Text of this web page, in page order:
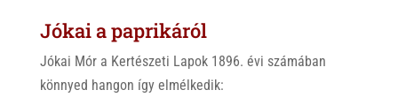
Jókai a paprikáról
Jókai Mór a Kertészeti Lapok 1896. évi számában
könnyed hangon így elmélkedik: